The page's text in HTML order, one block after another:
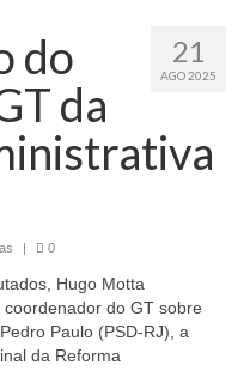
21
AGO 2025
do
da
| 0
Hugo Motta
do GT sobre
Paulo (PSD-RJ), a
da Reforma